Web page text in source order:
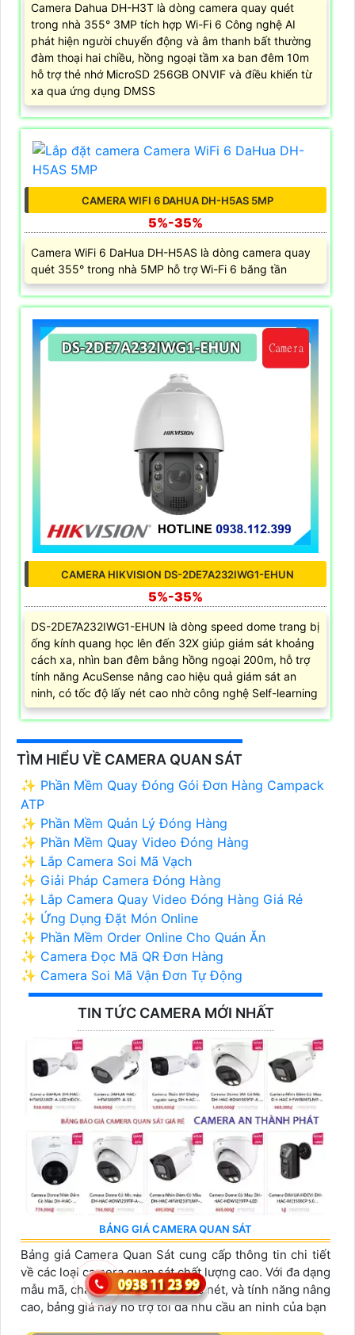
Camera Dahua DH-H3T là dòng camera quay quét
trong nhà 355° 3MP tích hợp Wi-Fi 6 Công nghệ AI
phát hiện người chuyển động và âm thanh bất thường
đàm thoại hai chiều, hồng ngoại tầm xa ban đêm 10m
hỗ trợ thẻ nhớ MicroSD 256GB ONVIF và điều khiển từ
xa qua ứng dụng DMSS
CAMERA WIFI 6 DAHUA DH-H5AS 5MP
5%-35%
Camera WiFi 6 DaHua DH-H5AS là dòng camera quay
quét 355° trong nhà 5MP hỗ trợ Wi-Fi 6 băng tần
CAMERA HIKVISION DS-2DE7A232IWG1-EHUN
5%-35%
DS-2DE7A232IWG1-EHUN là dòng speed dome trang bị
ống kính quang học lên đến 32X giúp giám sát khoảng
cách xa, nhìn ban đêm bằng hồng ngoại 200m, hỗ trợ
tính năng AcuSense nâng cao hiệu quả giám sát an
ninh, có tốc độ lấy nét cao nhờ công nghệ Self-learning
TÌM HIỂU VỀ CAMERA QUAN SÁT
✨ Phần Mềm Quay Đóng Gói Đơn Hàng Campack
ATP
✨ Phần Mềm Quản Lý Đóng Hàng
✨ Phần Mềm Quay Video Đóng Hàng
✨ Lắp Camera Soi Mã Vạch
✨ Giải Pháp Camera Đóng Hàng
✨ Lắp Camera Quay Video Đóng Hàng Giá Rẻ
✨ Ứng Dụng Đặt Món Online
✨ Phần Mềm Order Online Cho Quán Ăn
✨ Camera Đọc Mã QR Đơn Hàng
✨ Camera Soi Mã Vận Đơn Tự Động
TIN TỨC CAMERA MỚI NHẤT
BẢNG GIÁ CAMERA QUAN SÁT
Bảng giá Camera Quan Sát cung cấp thông tin chi tiết
về các loại camera quan sát chất lượng cao. Với đa dạng
mẫu mã, chất lượng hình ảnh sắc nét, và tính năng nâng
cao, bảng giá này hỗ trợ tối đa nhu cầu an ninh của bạn